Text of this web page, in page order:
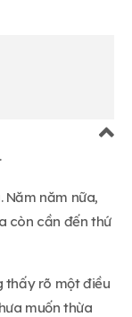
Năm năm nữa,
còn cần đến thứ
thấy rõ một điều
muốn thừa